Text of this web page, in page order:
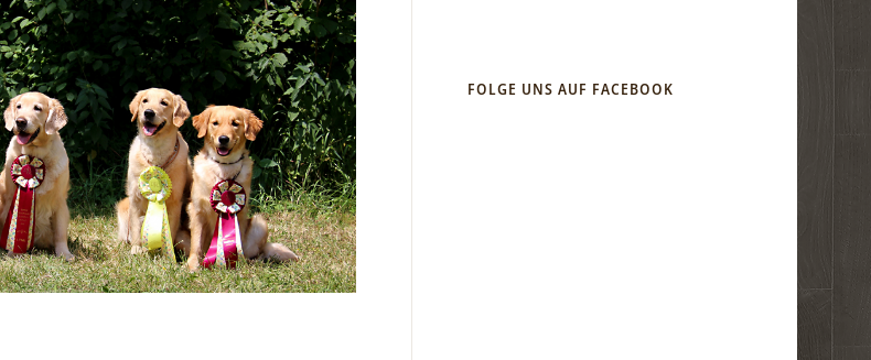
FOLGE UNS AUF FACEBOOK